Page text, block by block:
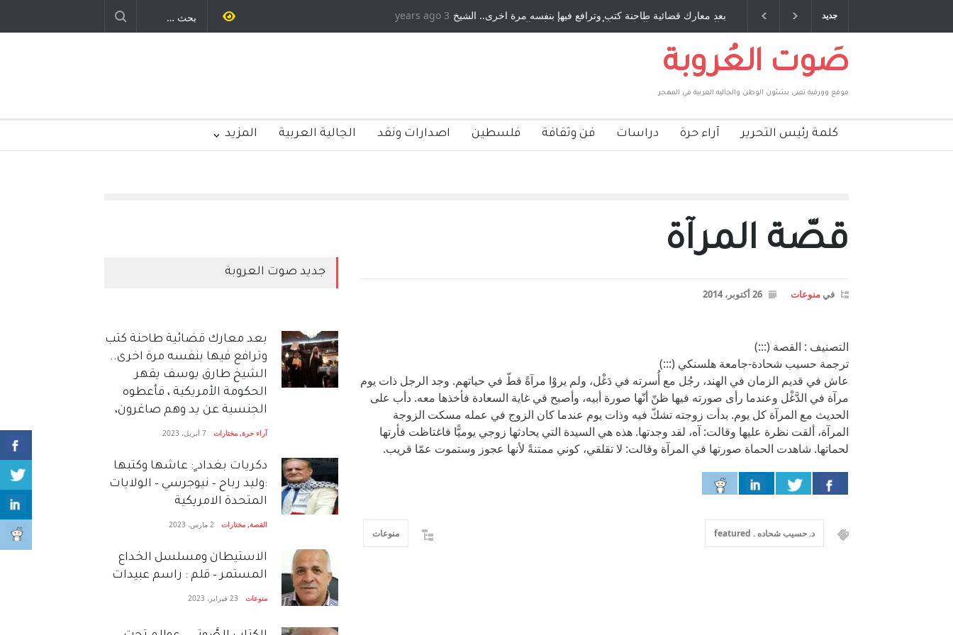
جديد دكريات بغداد ٍ: عاشها وكتبها :وليد رباح – نيوجرسي – الولايات المتحدة
الامريكية
بعد معارك قضائية طاحنة كتب وترافع فيها بنفسه مرة اخرى.. الشيخ
طارق يوسف يقهر الحكومة الأمريكية ، فأعطوه الجنسية عن يد وهم
صاغرون،
صديق عمري ، صبحي مخلوف : بقلم : سعد الله 3 years ago
صَوت العُروبة
موقع وورقية تعنى بشئون الوطن والجاليه العربية في المهجر
كلمة رئيس التحرير آراء حرة دراسات فن وثقافة فلسطين اصدارات ونقد الجالية العربية المزيد
قصّة المرآة
في منوعات 26 أكتوبر، 2014
التصنيف : القصة (:::)
ترجمة حسيب شحادة-جامعة هلسنكي (:::)
عاش في قديم الزمان في الهند، رجُل مع أُسرته في دَغْل، ولم يروْا مرآةً قطّ في حياتهم. وجد الرجل ذات يوم
مرآة في الدَّغْل وعندما رأى صورته فيها ظنّ أنّها صورة أبيه، وأصبح في غاية السعادة فأخذها معه. دأب على
الحديث مع المرآة كل يوم. بدأت زوجته تشكّ فيه وذات يوم عندما كان الزوج في عمله مسكت الزوجة
المرآة، ألقت نظرة عليها وقالت: آه، لقد وجدتها. هذه هي السيدة التي يحادثها زوجي يوميًّا فاغتاظت فأرتها
لحماتها. شاهدت الحماة صورتها في المرآة وقالت: لا تقلقي، كوني ممتنةً لأنها عجوز وستموت عمّا قريب.
د. حسيب شحاده . featured منوعات
جديد صوت العروبة
بعد معارك قضائية طاحنة كتب
وترافع فيها بنفسه مرة اخرى..
الشيخ طارق يوسف يقهر
الحكومة الأمريكية ، فأعطوه
الجنسية عن يد وهم صاغرون،
آراء حرة, مختارات 7 أبريل، 2023
دكريات بغداد ٍ: عاشها وكتبها
:وليد رباح – نيوجرسي – الولايات
المتحدة الامريكية
القصة, مختارات 2 مارس، 2023
الاستيطان ومسلسل الخداع
المستمر – قلم : راسم عبيدات
منوعات 23 فبراير، 2023